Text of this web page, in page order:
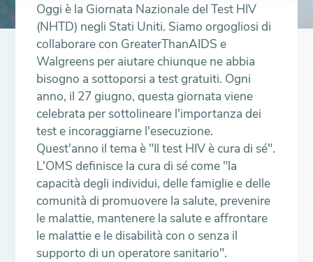
Oggi è la Giornata Nazionale del Test HIV
(NHTD) negli Stati Uniti. Siamo orgogliosi di
collaborare con GreaterThanAIDS e
Walgreens per aiutare chiunque ne abbia
bisogno a sottoporsi a test gratuiti. Ogni
anno, il 27 giugno, questa giornata viene
celebrata per sottolineare l'importanza dei
test e incoraggiarne l'esecuzione.
Quest'anno il tema è "Il test HIV è cura di sé".
L'OMS definisce la cura di sé come "la
capacità degli individui, delle famiglie e delle
comunità di promuovere la salute, prevenire
le malattie, mantenere la salute e affrontare
le malattie e le disabilità con o senza il
supporto di un operatore sanitario".